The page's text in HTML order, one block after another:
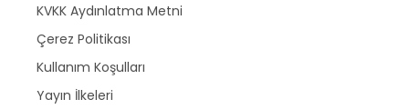
KVKK Aydınlatma Metni
Çerez Politikası
Kullanım Koşulları
Yayın İlkeleri